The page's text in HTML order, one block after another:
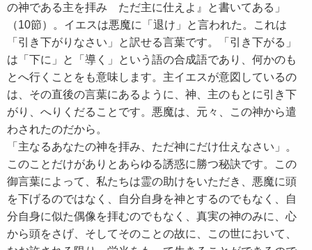
の神である主を拝み ただ主に仕えよ』と書いてある」
（10節）。イエスは悪魔に「退け」と言われた。これは
「引き下がりなさい」と訳せる言葉です。「引き下がる」
は「下に」と「導く」という語の合成語であり、何かのも
とへ行くことをも意味します。主イエスが意図しているの
は、その直後の言葉にあるように、神、主のもとに引き下
がり、へりくだることです。悪魔は、元々、この神から遣
わされたのだから。
「主なるあなたの神を拝み、ただ神にだけ仕えなさい」。
このことだけがありとあらゆる誘惑に勝つ秘訣です。この
御言葉によって、私たちは霊の助けをいただき、悪魔に頭
を下げるのではなく、自分自身を神とするのでもなく、自
分自身に似た偶像を拝むのでもなく、真実の神のみに、心
から頭をさげ、そしてそのことの故に、この世において、